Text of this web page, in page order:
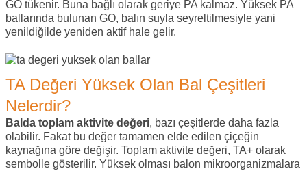
GO tükenir. Buna bağlı olarak geriye PA kalmaz. Yüksek PA
ballarında bulunan GO, balın suyla seyreltilmesiyle yani
yenildiğilde yeniden aktif hale gelir.
TA Değeri Yüksek Olan Bal Çeşitleri
Nelerdir?
Balda toplam aktivite değeri, bazı çeşitlerde daha fazla
olabilir. Fakat bu değer tamamen elde edilen çiçeğin
kaynağına göre değişir. Toplam aktivite değeri, TA+ olarak
sembolle gösterilir. Yüksek olması balon mikroorganizmalara